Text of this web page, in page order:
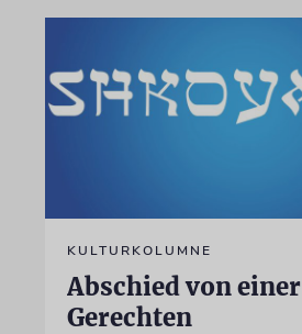
KULTURKOLUMNE
Abschied von einer
Gerechten